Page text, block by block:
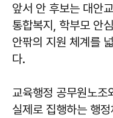
앞서 안 후보는 대안
통합복지, 학부모 안
안팎의 지원 체계를
다.
교육행정 공무원노조
실제로 집행하는 행